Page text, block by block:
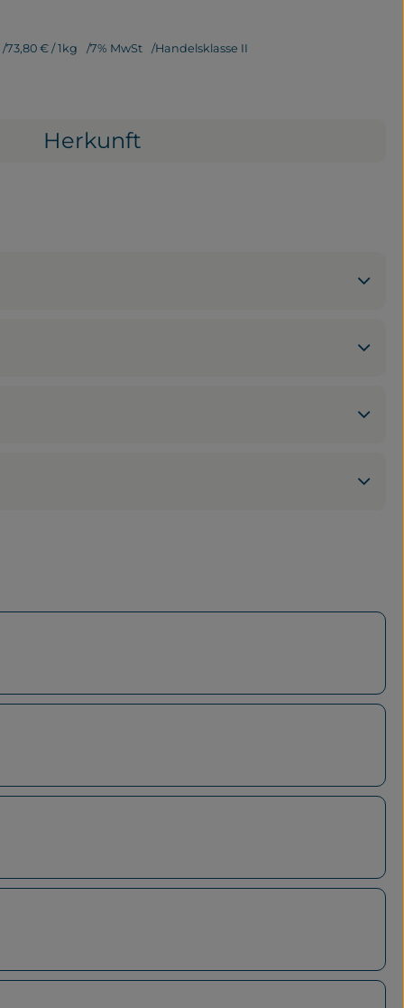
73,80 € / 1kg 7% MwSt Handelsklasse II
Herkunft